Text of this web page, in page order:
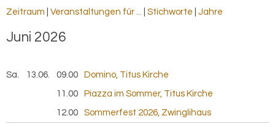
Zeitraum Veranstaltungen für ... Stichworte Jahre
Juni 2026
Sa. 13.06. 2026
09.00 Domino, Titus Kirche
11.00 Piazza im Sommer, Titus Kirche
12.00 Sommerfest 2026, Zwinglihaus